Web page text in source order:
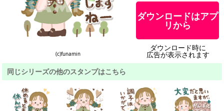
(c)funamin
ダウンロードはアプ
リから
ダウンロード時に
広告が表示されます
同じシリーズの他のスタンプはこちら